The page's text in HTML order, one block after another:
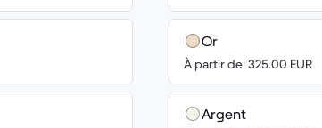
Or
À partir de: 325.00 EUR
Argent